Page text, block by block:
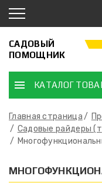
САДОВЫЙ
ПОМОЩНИК
КАТАЛОГ
Главная страница
Садовые райдеры